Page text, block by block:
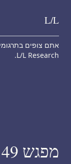
Skip to content
L/L
אתם צופים
L/L Research.
מפגש 49